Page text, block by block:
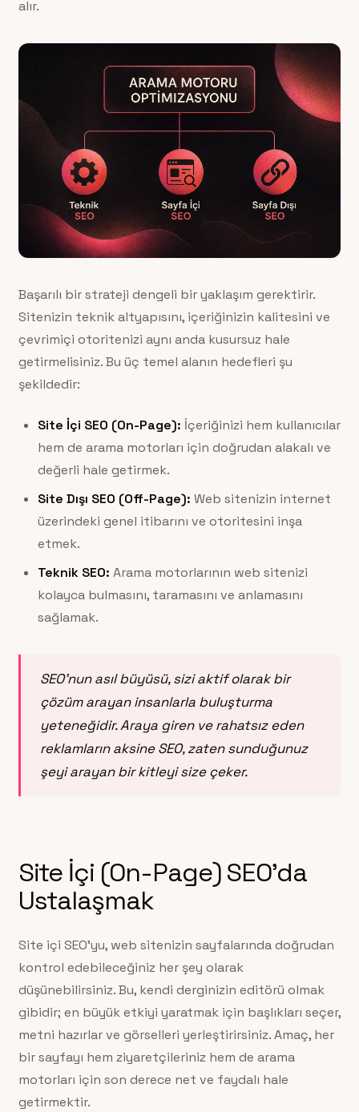
alır.
Başarılı bir strateji dengeli bir yaklaşım gerektirir.
Sitenizin teknik altyapısını, içeriğinizin kalitesini ve
çevrimiçi otoritenizi aynı anda kusursuz hale
getirmelisiniz. Bu üç temel alanın hedefleri şu
şekildedir:
Site İçi SEO (On-Page): İçeriğinizi hem kullanıcılar
hem de arama motorları için doğrudan alakalı ve
değerli hale getirmek.
Site Dışı SEO (Off-Page): Web sitenizin internet
üzerindeki genel itibarını ve otoritesini inşa
etmek.
Teknik SEO: Arama motorlarının web sitenizi
kolayca bulmasını, taramasını ve anlamasını
sağlamak.
SEO’nun asıl büyüsü, sizi aktif olarak bir
çözüm arayan insanlarla buluşturma
yeteneğidir. Araya giren ve rahatsız eden
reklamların aksine SEO, zaten sunduğunuz
şeyi arayan bir kitleyi size çeker.
Site İçi (On-Page) SEO’da
Ustalaşmak
Site içi SEO’yu, web sitenizin sayfalarında doğrudan
kontrol edebileceğiniz her şey olarak
düşünebilirsiniz. Bu, kendi derginizin editörü olmak
gibidir; en büyük etkiyi yaratmak için başlıkları seçer,
metni hazırlar ve görselleri yerleştirirsiniz. Amaç, her
bir sayfayı hem ziyaretçileriniz hem de arama
motorları için son derece net ve faydalı hale
getirmektir.